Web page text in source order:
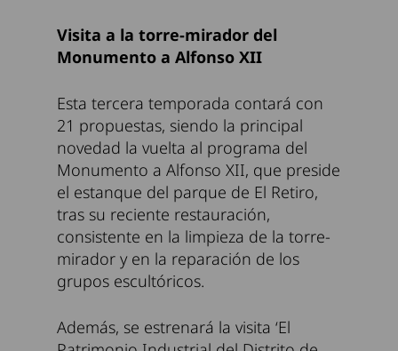
Visita a la torre-mirador del
Monumento a Alfonso XII
Esta tercera temporada contará con
21 propuestas, siendo la principal
novedad la vuelta al programa del
Monumento a Alfonso XII, que preside
el estanque del parque de El Retiro,
tras su reciente restauración,
consistente en la limpieza de la torre-
mirador y en la reparación de los
grupos escultóricos.
Además, se estrenará la visita ‘El